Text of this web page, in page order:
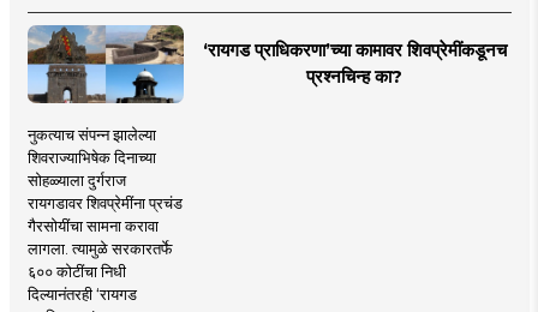
‘रायगड प्राधिकरणा’च्या कामावर शिवप्रेमींकडूनच
प्रश्नचिन्ह का?
नुकत्याच संपन्न झालेल्या
शिवराज्याभिषेक दिनाच्या
सोहळ्याला दुर्गराज
रायगडावर शिवप्रेमींना प्रचंड
गैरसोयींचा सामना करावा
लागला. त्यामुळे सरकारतर्फे
६०० कोटींचा निधी
दिल्यानंतरही ‘रायगड